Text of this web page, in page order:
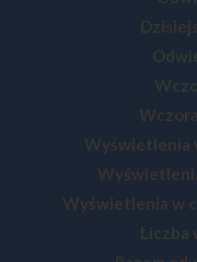
Wyświetlenia
Wyświetlenia w
Liczba